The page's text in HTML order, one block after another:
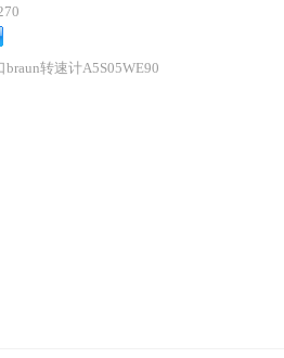
braun转速计A5S05WE90